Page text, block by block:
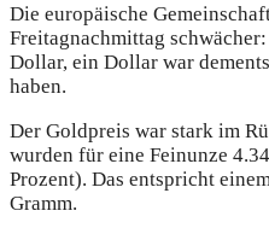
Die europäische
Freitagnachmittag
Dollar, ein Dollar war
haben.
Der Goldpreis war stark im
wurden für eine Feinunze
Prozent). Das entspricht
Gramm.